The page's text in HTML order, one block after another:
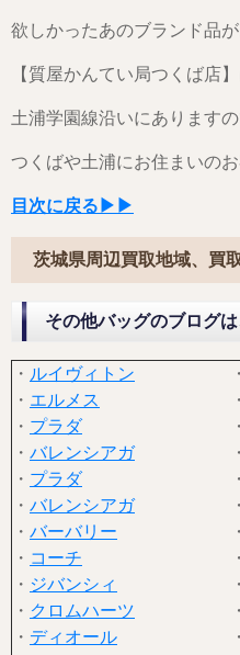
欲しかったあのブランド品
【質屋かんてい局つくば店
土浦学園線沿いにあります
つくばや土浦にお住まいの
目次に戻る▶▶
茨城県周辺買取地域、買
その他バッグのブログ
・ ルイヴィトン ・
・ エルメス ・
・ プラダ ・
・ バレンシアガ ・
・ プラダ ・
・ バレンシアガ ・
・ バーバリー ・
・ コーチ ・
・ ジバンシィ ・
・ クロムハーツ ・
・ ディオール ・